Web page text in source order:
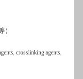
）
crosslinking agents,